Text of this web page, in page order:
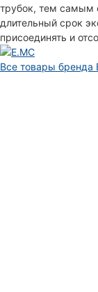
трубок, тем самым
длительный срок
присоединять и
Все товары бренда